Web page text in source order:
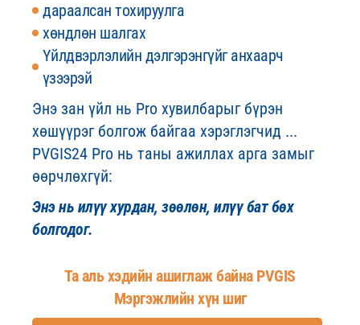
дараалсан тохируулга
хөндлөн шалгах
Үйлдвэрлэлийн дэлгэрэнгүйг анхаарч
үзээрэй
Энэ зан үйл нь Pro хувилбарыг бүрэн
хөшүүрэг болгож байгаа хэрэглэгчид ...
PVGIS24 Pro нь таны ажиллах арга замыг
өөрчлөхгүй:
Энэ нь илүү хурдан, зөөлөн, илүү бат бөх
болгодог.
Та аль хэдийн ашиглаж байна PVGIS
Мэргэжлийн хүн шиг